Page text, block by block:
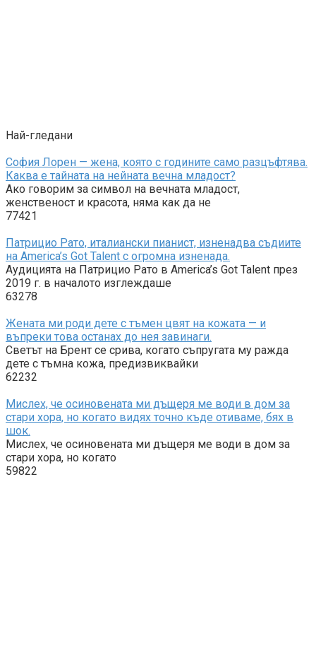
Най-гледани
София Лорен — жена, която с годините само разцъфтява.
Каква е тайната на нейната вечна младост?
Ако говорим за символ на вечната младост,
женственост и красота, няма как да не
77421
Патрицио Рато, италиански пианист, изненадва съдиите
на America’s Got Talent с огромна изненада.
Аудицията на Патрицио Рато в America’s Got Talent през
2019 г. в началото изглеждаше
63278
Жената ми роди дете с тъмен цвят на кожата — и
въпреки това останах до нея завинаги.
Светът на Брент се срива, когато съпругата му ражда
дете с тъмна кожа, предизвиквайки
62232
Мислех, че осиновената ми дъщеря ме води в дом за
стари хора, но когато видях точно къде отиваме, бях в
шок.
Мислех, че осиновената ми дъщеря ме води в дом за
стари хора, но когато
59822